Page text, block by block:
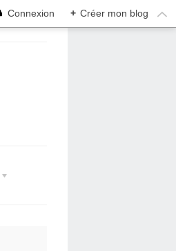
Connexion + Créer mon blog